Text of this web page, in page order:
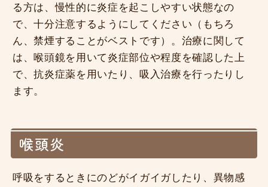
る方は、慢性的に炎症を起こしやすい状態なの
で、十分注意するようにしてください（もちろ
ん、禁煙することがベストです）。治療に関して
は、喉頭鏡を用いて炎症部位や程度を確認した上
で、抗炎症薬を用いたり、吸入治療を行ったりし
ます。
喉頭炎
呼吸をするときにのどがイガイガしたり、異物感